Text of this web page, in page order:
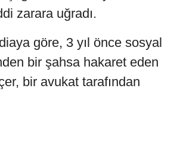
zarara uğradı.
göre, 3 yıl önce sosyal
bir şahsa hakaret eden
bir avukat tarafından